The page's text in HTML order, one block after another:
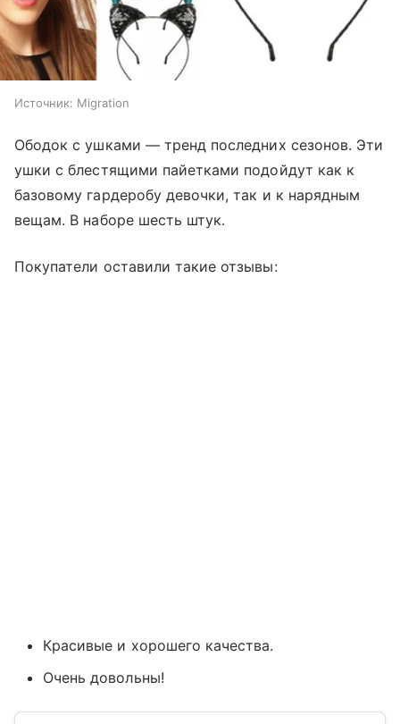
Источник: Migration
Ободок с ушками — тренд последних сезонов. Эти
ушки с блестящими пайетками подойдут как к
базовому гардеробу девочки, так и к нарядным
вещам. В наборе шесть штук.
Покупатели оставили такие отзывы:
Красивые и хорошего качества.
Очень довольны!